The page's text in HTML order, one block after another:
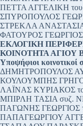
ΠΕΤΤΑ ΑΓΓΕΛΙΚΗ
ΣΠΥΡΟΠΟΥΛΟΣ
ΣΤΡΕΚΛΑ
ΦΑΤΟΥΡΟΣ
ΕΚΛΟΓΙΚΗ
ΚΟΙΝΟΤΗΤΑ ΑΓΙΟΥ
Υποψήφιοι κοινοτικοί
ΔΗΜΗΤΡΟΠΟΥΛΟΣ
ΚΟΥΛΟΥΜΠΗΣ
ΛΑΪΝΑΣ ΚΥΡΙΑΚΟΣ
ΜΠΙΡΛΗ ΤΑΣΙΑ συζ.
ΠΑΓΩΝΗΣ ΓΕΩΡΓΙΟΣ
ΠΑΠΑΓΕΩΡΓΙΟΥ